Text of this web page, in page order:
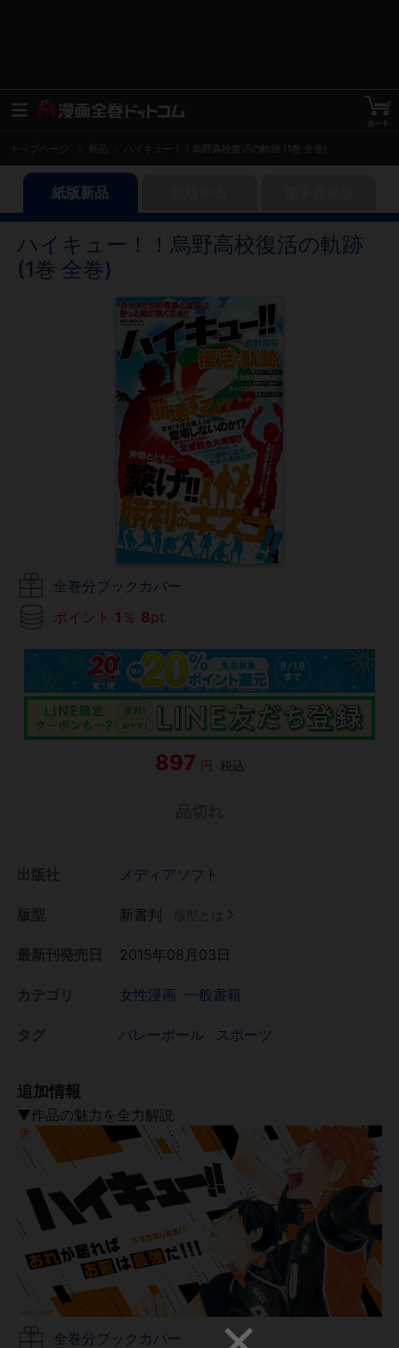
トップページ ハイキュー！！烏野高校復活の軌跡 (1巻 全巻)
紙版新品
ハイキュー！！烏野高校復活の軌跡
(1巻 全巻)
全巻分ブックカバー
ポイント 1 ％ 8pt
897 円 税込
メディアソフト
新書判
2015年08月03日
女性漫画 一般書籍
バレーボール スポーツ
追加情報
▼作品の魅力を全力解説
全巻分ブックカバー